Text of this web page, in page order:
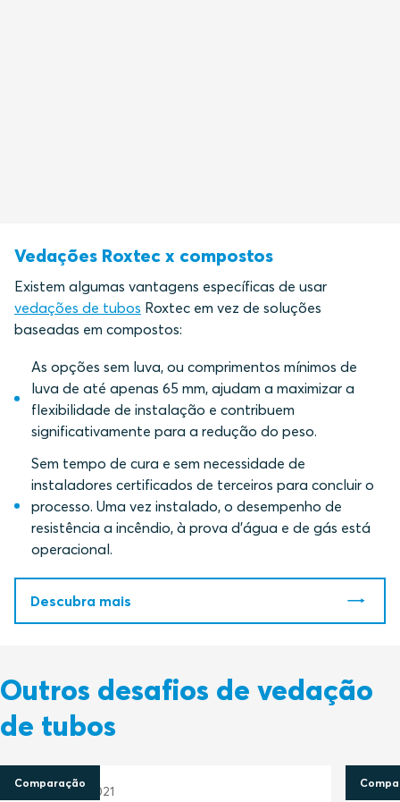
Vedações Roxtec x compostos
Existem algumas vantagens específicas de usar
vedações de tubos Roxtec em vez de soluções
baseadas em compostos:
As opções sem luva, ou comprimentos mínimos de
luva de até apenas 65 mm, ajudam a maximizar a
flexibilidade de instalação e contribuem
significativamente para a redução do peso.
Sem tempo de cura e sem necessidade de
instaladores certificados de terceiros para concluir o
processo. Uma vez instalado, o desempenho de
resistência a incêndio, à prova d'água e de gás está
operacional.
Descubra mais
Outros desafios de vedação
de tubos
Comparação
22 fevereiro 2021 22